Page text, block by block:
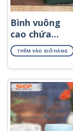
Bình vuông
cao chứa
dầu xả
PKNT-37
THÊM VÀO GIỎ HÀNG